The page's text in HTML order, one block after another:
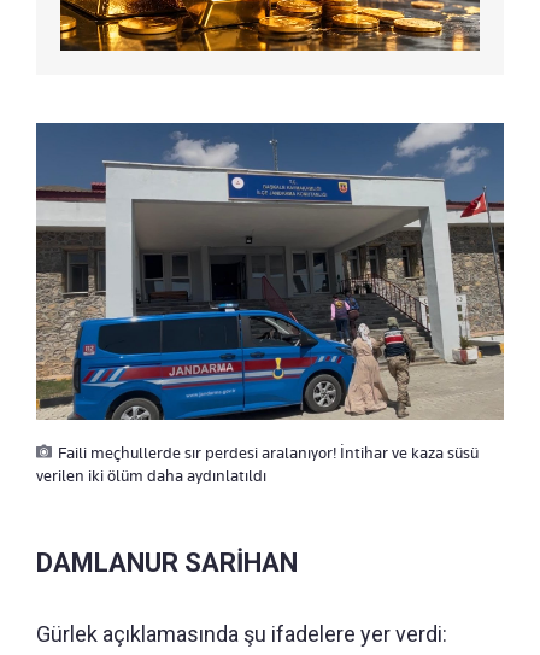
Faili meçhullerde sır perdesi aralanıyor! İntihar ve kaza süsü
verilen iki ölüm daha aydınlatıldı
DAMLANUR SARİHAN
Gürlek açıklamasında şu ifadelere yer verdi: